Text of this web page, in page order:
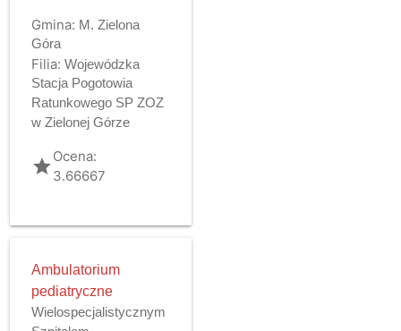
Gmina: M. Zielona
Góra
Filia: Wojewódzka
Stacja Pogotowia
Ratunkowego SP ZOZ
w Zielonej Górze
gradeOcena:
3.66667
Ambulatorium
pediatryczne
Wielospecjalistycznym